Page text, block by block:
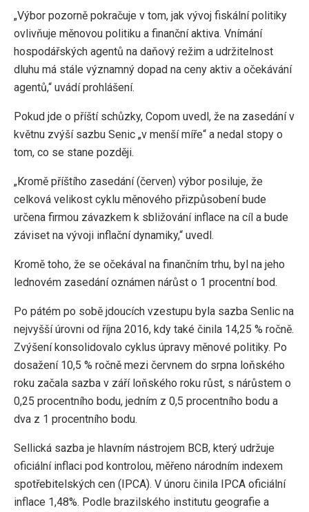
„Výbor pozorně pokračuje v tom, jak vývoj fiskální politiky
ovlivňuje měnovou politiku a finanční aktiva. Vnímání
hospodářských agentů na daňový režim a udržitelnost
dluhu má stále významný dopad na ceny aktiv a očekávání
agentů,“ uvádí prohlášení.
Pokud jde o příští schůzky, Copom uvedl, že na zasedání v
květnu zvýší sazbu Senic „v menší míře“ a nedal stopy o
tom, co se stane později.
„Kromě příštího zasedání (červen) výbor posiluje, že
celková velikost cyklu měnového přizpůsobení bude
určena firmou závazkem k sbližování inflace na cíl a bude
záviset na vývoji inflační dynamiky,“ uvedl.
Kromě toho, že se očekával na finančním trhu, byl na jeho
lednovém zasedání oznámen nárůst o 1 procentní bod.
Po pátém po sobě jdoucích vzestupu byla sazba Senlic na
nejvyšší úrovni od října 2016, kdy také činila 14,25 % ročně.
Zvýšení konsolidovalo cyklus úpravy měnové politiky. Po
dosažení 10,5 % ročně mezi červnem do srpna loňského
roku začala sazba v září loňského roku růst, s nárůstem o
0,25 procentního bodu, jedním z 0,5 procentního bodu a
dva z 1 procentního bodu.
Sellická sazba je hlavním nástrojem BCB, který udržuje
oficiální inflaci pod kontrolou, měřeno národním indexem
spotřebitelských cen (IPCA). V únoru činila IPCA oficiální
inflace 1,48%. Podle brazilského institutu geografie a